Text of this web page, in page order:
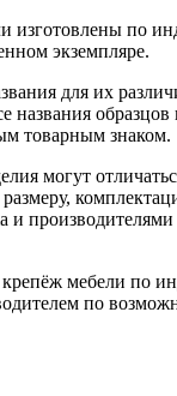
изготовлены по
экземпляре.
для их
названия образцов
товарным знаком.
могут
и
мебели по
по